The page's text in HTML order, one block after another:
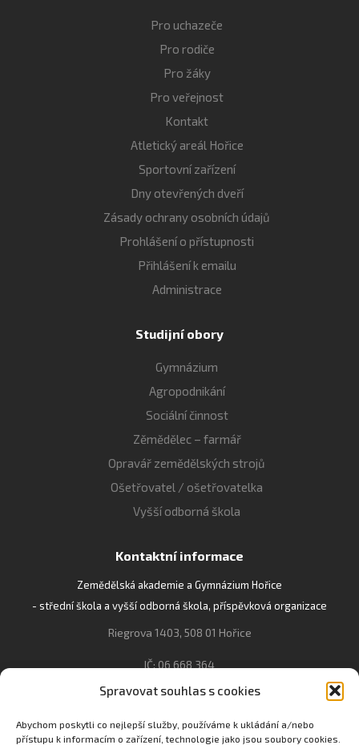
Spravovat souhlas s cookies
Abychom poskytli co nejlepší služby, používáme k ukládání a/nebo
přístupu k informacím o zařízení, technologie jako jsou soubory cookies.
Pro uchazeče
Pro rodiče
Pro žáky
Pro veřejnost
Kontakt
Atletický areál Hořice
Sportovní zařízení
Dny otevřených dveří
Zásady ochrany osobních údajů
Prohlášení o přístupnosti
Přihlášení k emailu
Administrace
Studijní obory
Gymnázium
Agropodnikání
Sociální činnost
Zěmědělec – farmář
Opravář zemědělských strojů
Ošetřovatel / ošetřovatelka
Vyšší odborná škola
Kontaktní informace
Zemědělská akademie a Gymnázium Hořice
- střední škola a vyšší odborná škola, příspěvková organizace
Riegrova 1403, 508 01 Hořice
IČ: 06 668 364
493 623 021, 493 623 022
info@gozhorice.cz
www.zaghorice.cz